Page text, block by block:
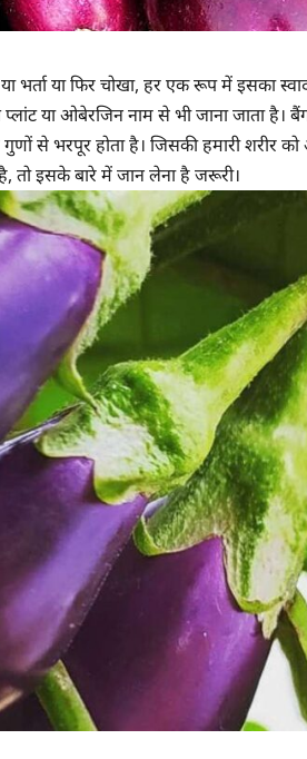
या फिर चोखा, हर एक रूप में इसका
या ओबेरजिन नाम से भी जाना जाता है।
से भरपूर होता है। जिसकी हमारी शरीर
तो इसके बारे में जान लेना है जरूरी।